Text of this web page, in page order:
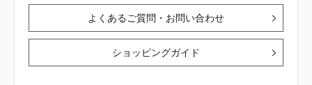
よくあるご質問・お問い合わせ
ショッピングガイド